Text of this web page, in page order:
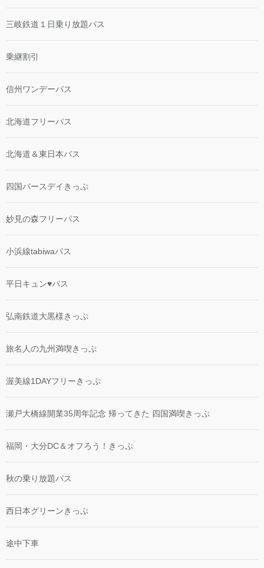
三岐鉄道１日乗り放題パス
乗継割引
信州ワンデーパス
北海道フリーパス
北海道＆東日本パス
四国バースデイきっぷ
妙見の森フリーパス
小浜線tabiwaパス
平日キュン♥パス
弘南鉄道大黒様きっぷ
旅名人の九州満喫きっぷ
渥美線1DAYフリーきっぷ
瀬戸大橋線開業35周年記念 帰ってきた 四国満喫きっぷ
福岡・大分DC＆オフろう！きっぷ
秋の乗り放題パス
西日本グリーンきっぷ
途中下車